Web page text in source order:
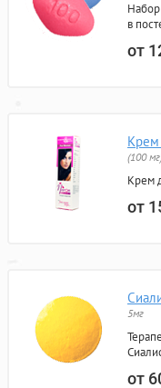
Набор
в
от
Крем
(100
Крем
от
5мг
от